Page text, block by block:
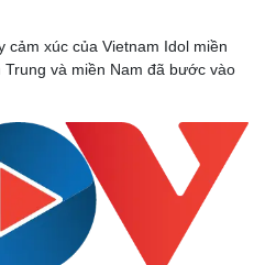
Kể chuyện cho bé
Hạt giống tâm hồn
cảm xúc của Vietnam Idol miền
và miền Nam đã bước vào